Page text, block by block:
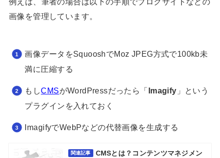
画像を管理しています。
画像データをSquooshでMoz JPEG方式で100kb未
満に圧縮する
もしCMSがWordPressだったら「Imagify 」という
プラグインを入れておく
ImagifyでWebPなどの代替画像を生成する
関連記事
CMSとは？コンテンツマネジメン